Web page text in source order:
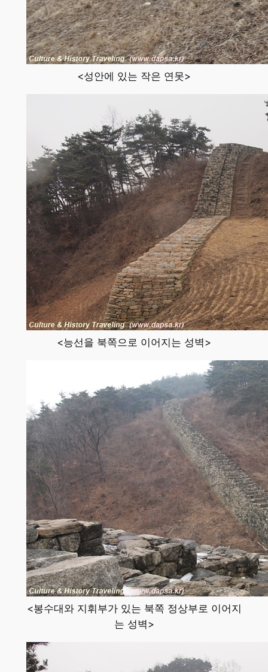
<성안에 있는 작은 연못>
<능선을 북쪽으로 이어지는 성벽>
<봉수대와 지휘부가 있는 북쪽 정상부로 이어지
는 성벽>